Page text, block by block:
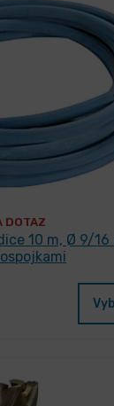
DOTAZ
10 m, Ø 9/16